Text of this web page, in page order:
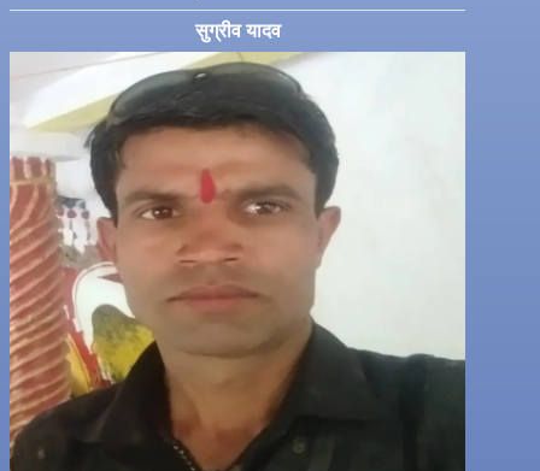
सुग्रीव यादव